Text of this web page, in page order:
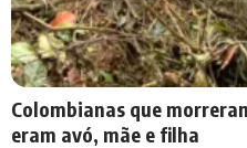
Colombianas que
eram avó, mãe e filha